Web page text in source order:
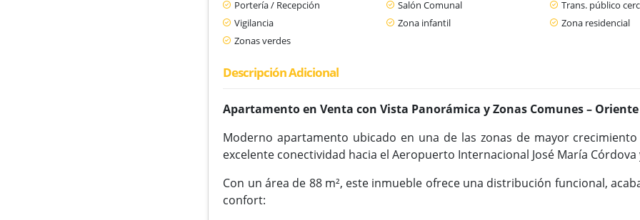
Portería / Recepción
Salón Comunal Trans. público
Vigilancia
Zona infantil Zona residencial
Zonas verdes
Descripción Adicional
Apartamento en Venta con Vista Panorámica y Zonas Comunes –
Moderno apartamento ubicado en una de las zonas de mayor
excelente conectividad hacia el Aeropuerto Internacional José María
Con un área de 88 m², este inmueble ofrece una distribución funcional,
confort: